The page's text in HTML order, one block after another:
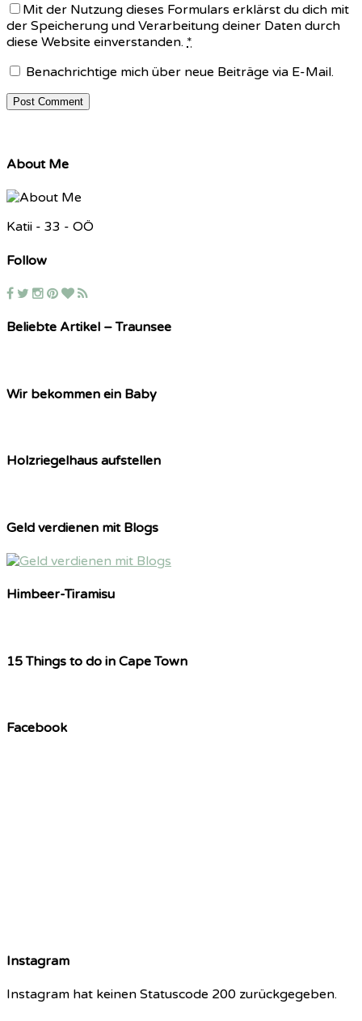
Mit der Nutzung dieses Formulars erklärst du dich mit
der Speicherung und Verarbeitung deiner Daten durch
diese Website einverstanden. *
Benachrichtige mich über neue Beiträge via E-Mail.
About Me
Katii - 33 - OÖ
Follow
Beliebte Artikel – Traunsee
Wir bekommen ein Baby
Holzriegelhaus aufstellen
Geld verdienen mit Blogs
Himbeer-Tiramisu
15 Things to do in Cape Town
Facebook
Instagram
Instagram hat keinen Statuscode 200 zurückgegeben.